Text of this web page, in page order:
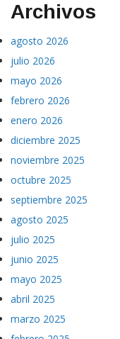
Archivos
agosto 2026
julio 2026
mayo 2026
febrero 2026
enero 2026
diciembre 2025
noviembre 2025
octubre 2025
septiembre 2025
agosto 2025
julio 2025
junio 2025
mayo 2025
abril 2025
marzo 2025